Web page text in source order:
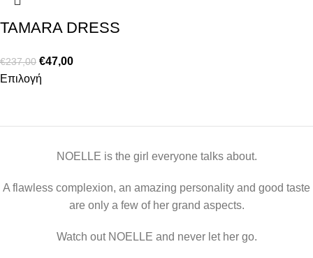
TAMARA DRESS
€237,00 €47,00
Επιλογή
NOELLE is the girl everyone talks about.
A flawless complexion, an amazing personality and good taste
are only a few of her grand aspects.
Watch out NOELLE and never let her go.